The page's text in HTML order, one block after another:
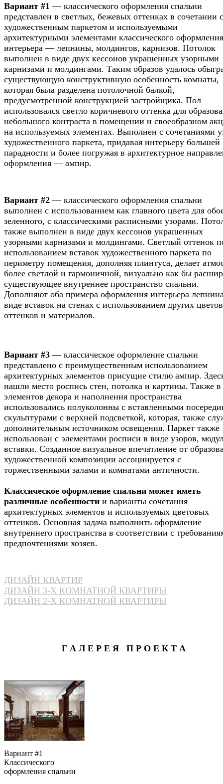
Вариант #1 — классического оформления спальни
представлен в светлых, бежевых оттенках в сочетании с
художественным паркетом и используемыми
архитектурными элементами классического оформления
интерьера — лепнины, молдингов, карнизов. Потолок
выполнен в виде двух кессонов украшенных узорными
карнизами и молдингами. Таким образов удалось
существующую конструктивную особенность комнаты,
которая была разделена потолочной балкой,
предусмотренной конструкцией застройщика. Пол
использовался светло коричневого оттенка для
небольшого контраста в помещении и своеобразном
на используемых элементах. Выполнен с сочетаниями
художественного паркета, придавая интерьеру большей
парадности и более погружая в архитектурное
оформления — ампир.
Вариант #2 — классического оформления спальни
выполнен с использованием как главного цвета для
зеленного, с классическими расписными узорами.
также выполнен в виде двух кессонов украшенных
узорными карнизами и молдингами. Светлый оттенок
использованием вставок художественного паркета по
периметру помещения, дополняя плинтуса, делает
более светлой и гармоничной, визуально как бы
существующее внутреннее пространство спальни.
Дополняют оба примера оформления интерьера
виде вставок на стенах с использованием других
оттенков и материалов.
Вариант #3 — классическое оформление спальни
представлено с преимущественным использованием
архитектурных элементов присущие стилю ампир.
нашли место роспись стен, потолка и картины. Также в
элементов декора и наполнения пространства
использовались полуколонны с вставленными
скульптурами с верхней подсветкой, которая, также
дополнительным источником освещения. Паркет также
использован с элементами росписи в виде узоров,
вставки. Созданное визуальное впечатление от
художественной композиции ассоциируется с
торжественными залами и комнатами античности.
Классическое оформление спальни может иметь
различные особенности и варианты сочетания
архитектурных элементов и используемых цветовых
оттенков. Основная задача выполнить оформление
внутреннего пространства в соответствии с
предпочтениями хозяев.
ДИЗАЙН КВАРТИР
ДИЗАЙН 3-Х КОМНАТНОЙ КВАРТИРЫ
ДИЗАЙН 2-Х КОМНАТНОЙ КВАРТИРЫ
Г А Л Е Р Е Я П Р О Е К Т А
Вариант #1
Классического
оформления спальни